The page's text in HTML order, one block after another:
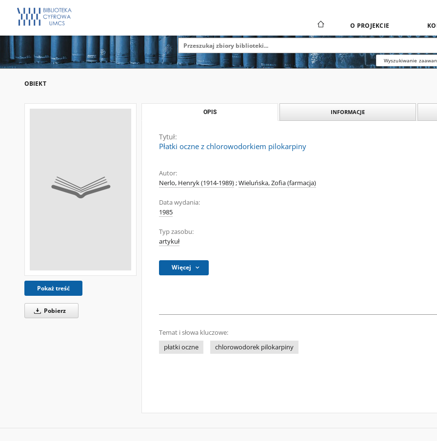
O PROJEKCIE
Wyszukiwanie
OBIEKT
Pokaż treść
Pobierz
OPIS INFORMACJE
Tytuł:
Płatki oczne z chlorowodorkiem pilokarpiny
Autor:
Nerlo, Henryk (1914-1989);Wieluńska, Zofia (farmacja)
Data wydania:
1985
Typ zasobu:
artykuł
Więcej
Temat i słowa kluczowe:
płatki oczne
chlorowodorek pilokarpiny